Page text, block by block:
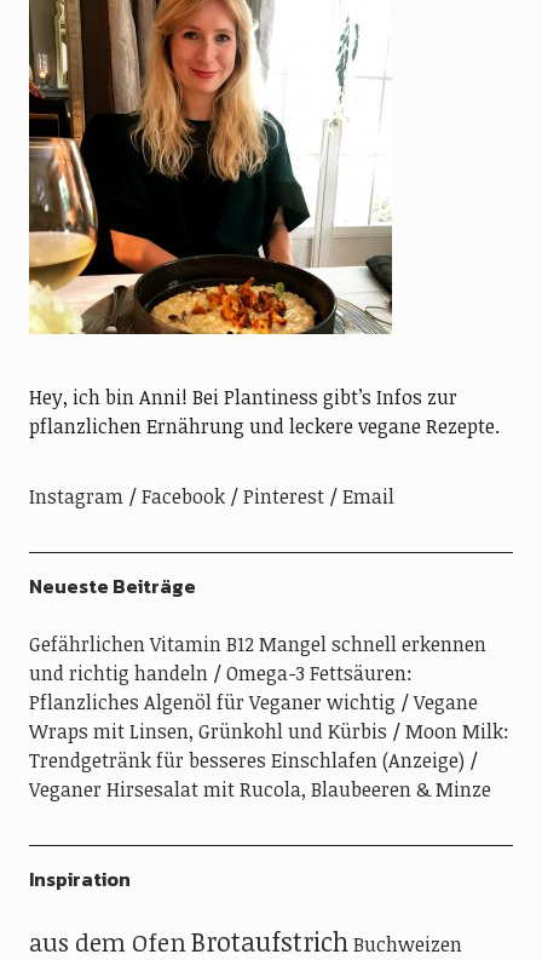
Hey, ich bin Anni! Bei Plantiness gibt’s Infos zur
pflanzlichen Ernährung und leckere vegane Rezepte.
Instagram Facebook Pinterest Email
Neueste Beiträge
Gefährlichen Vitamin B12 Mangel schnell erkennen
und richtig handeln
Omega-3 Fettsäuren:
Pflanzliches Algenöl für Veganer wichtig
Vegane
Wraps mit Linsen, Grünkohl und Kürbis
Moon Milk:
Trendgetränk für besseres Einschlafen (Anzeige)
Veganer Hirsesalat mit Rucola, Blaubeeren & Minze
Inspiration
aus dem OfenBrotaufstrichBuchweizen